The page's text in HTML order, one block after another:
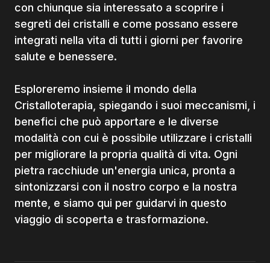
con chiunque sia interessato a scoprire i
segreti dei cristalli e come possano essere
integrati nella vita di tutti i giorni per favorire
salute e benessere.
Esploreremo insieme il mondo della
Cristalloterapia, spiegando i suoi meccanismi, i
benefici che può apportare e le diverse
modalità con cui è possibile utilizzare i cristalli
per migliorare la propria qualità di vita. Ogni
pietra racchiude un'energia unica, pronta a
sintonizzarsi con il nostro corpo e la nostra
mente, e siamo qui per guidarvi in questo
viaggio di scoperta e trasformazione.